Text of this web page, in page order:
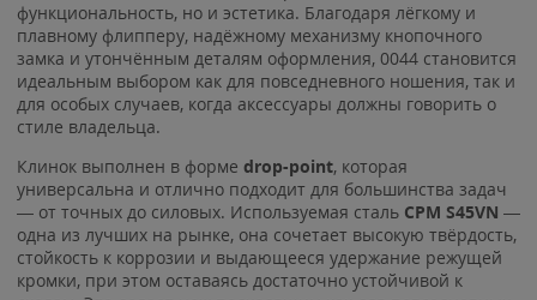
функциональность, но и эстетика. Благодаря лёгкому и
плавному флипперу, надёжному механизму кнопочного
замка и утончённым деталям оформления, 0044 становится
идеальным выбором как для повседневного ношения, так и
для особых случаев, когда аксессуары должны говорить о
стиле владельца.
Клинок выполнен в форме drop-point, которая
универсальна и отлично подходит для большинства задач
— от точных до силовых. Используемая сталь CPM S45VN —
одна из лучших на рынке, она сочетает высокую твёрдость,
стойкость к коррозии и выдающееся удержание режущей
кромки, при этом оставаясь достаточно устойчивой к